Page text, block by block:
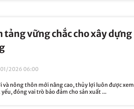
vững chắc cho xây dựng
2026 06:00
nông thôn mới nâng cao, thủy lợi luôn được xem
đóng vai trò bảo đảm cho sản xuất ...